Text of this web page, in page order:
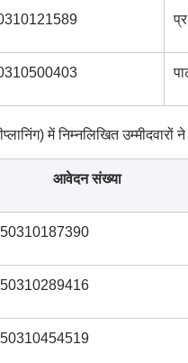
में निम्नलिखित
आवेदन संख्या